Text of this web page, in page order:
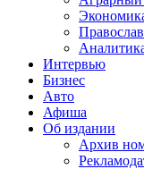
Интервью
Бизнес
Авто
Афиша
Об издании
Архив